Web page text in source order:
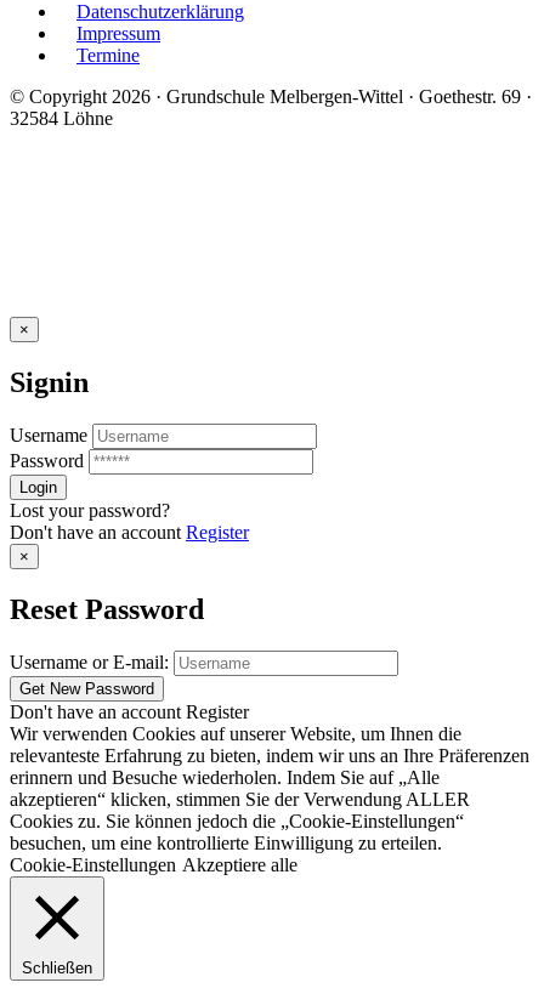
Datenschutzerklärung
Impressum
Termine
© Copyright 2026 · Grundschule Melbergen-Wittel · Goethestr. 69 ·
32584 Löhne
×
Signin
Username
Password
Lost your password?
Don't have an account Register
×
Reset Password
Username or E-mail:
Don't have an account Register
Wir verwenden Cookies auf unserer Website, um Ihnen die
relevanteste Erfahrung zu bieten, indem wir uns an Ihre Präferenzen
erinnern und Besuche wiederholen. Indem Sie auf „Alle
akzeptieren“ klicken, stimmen Sie der Verwendung ALLER
Cookies zu. Sie können jedoch die „Cookie-Einstellungen“
besuchen, um eine kontrollierte Einwilligung zu erteilen.
Cookie-Einstellungen Akzeptiere alle
Schließen